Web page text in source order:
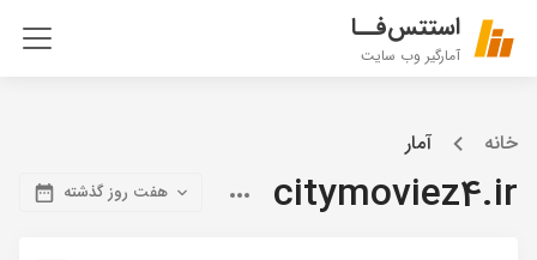
استتس‌فــا
آمارگیر وب سایت
خانه آمار
citymoviez4.ir هفت روز گذشته